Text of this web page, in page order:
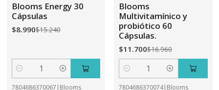
Blooms Energy 30
Cápsulas
$8.990$15.240
Cantidad
Blooms
Multivitamínico y
probiótico 60
Cápsulas.
$11.700$16.960
Cantidad
7804686370067 | Blooms 7804686370074| Blooms